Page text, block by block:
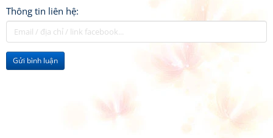
Thông tin liên hệ:
Gửi bình luận